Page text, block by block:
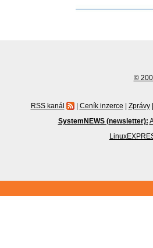
©
RSS kanál | Ceník inzerce | Zprávy |
SystemNEWS (newsletter):